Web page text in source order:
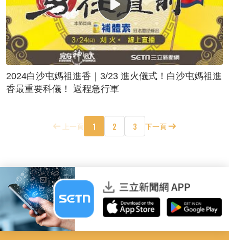
2024白沙屯媽祖進香｜3/23 進火儀式！白沙屯媽祖進
香最重要科儀！ 返程急行軍
上一頁 1 2 3 下一頁